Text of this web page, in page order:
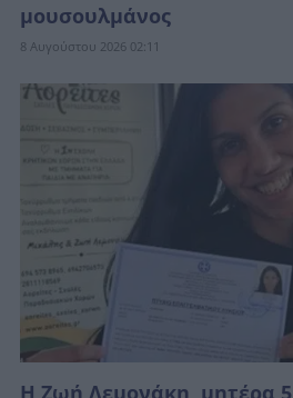
μουσουλμάνος
8 Αυγούστου 2026 02:11
Η Ζωή Λεμονάκη, μητέρα